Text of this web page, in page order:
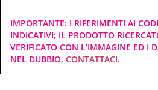
IMPORTANTE: I RIFERIMENTI AI
INDICATIVI; IL PRODOTTO
VERIFICATO CON L’IMMAGINE ED I
NEL DUBBIO, CONTATTACI.